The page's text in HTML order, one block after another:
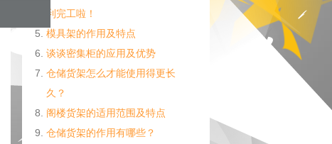
利完工啦！
模具架的作用及特点
谈谈密集柜的应用及优势
仓储货架怎么才能使用得更长
久？
阁楼货架的适用范围及特点
仓储货架的作用有哪些？